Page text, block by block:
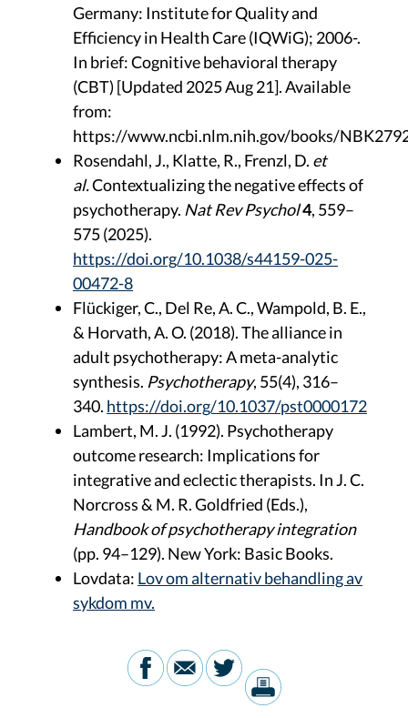
Germany: Institute for Quality and
Efficiency in Health Care (IQWiG); 2006-.
In brief: Cognitive behavioral therapy
(CBT) [Updated 2025 Aug 21]. Available
from:
https://www.ncbi.nlm.nih.gov/books/
Rosendahl, J., Klatte, R., Frenzl, D. et
al.Contextualizing the negative effects of
psychotherapy. Nat Rev Psychol4, 559–
575 (2025).
https://doi.org/10.1038/s44159-025-
00472-8
Flückiger, C., Del Re, A. C., Wampold, B. E.,
& Horvath, A. O. (2018). The alliance in
adult psychotherapy: A meta-analytic
synthesis. Psychotherapy, 55(4), 316–
340. https://doi.org/10.1037/pst0000172
Lambert, M. J. (1992). Psychotherapy
outcome research: Implications for
integrative and eclectic therapists. In J. C.
Norcross & M. R. Goldfried (Eds.),
Handbook of psychotherapy integration
(pp. 94–129). New York: Basic Books.
Lovdata: Lov om alternativ behandling av
sykdom mv.